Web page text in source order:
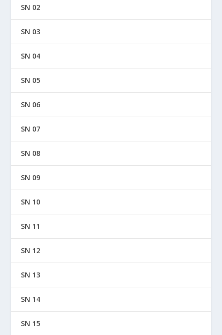
SN 02
SN 03
SN 04
SN 05
SN 06
SN 07
SN 08
SN 09
SN 10
SN 11
SN 12
SN 13
SN 14
SN 15